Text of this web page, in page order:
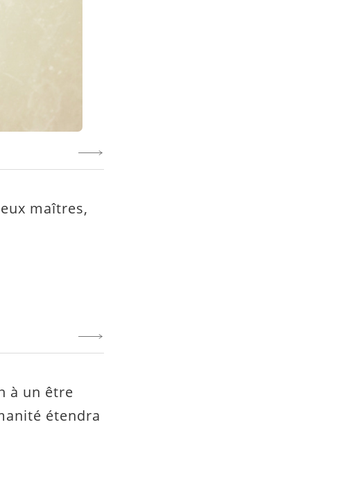
maîtres,
à un être
étendra